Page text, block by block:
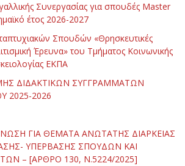
Συνεργασίας για σπουδές Master
έτος 2026-2027
Σπουδών «Θρησκευτικές
Έρευνα» του Τμήματος Κοινωνικής
ΕΚΠΑ
ΔΙΔΑΚΤΙΚΩΝ ΣΥΓΓΡΑΜΜΑΤΩΝ
2025-2026
ΓΙΑ ΘΕΜΑΤΑ ΑΝΩΤΑΤΗΣ ΔΙΑΡΚΕΙΑΣ
ΥΠΕΡΒΑΣΗΣ ΣΠΟΥΔΩΝ ΚΑΙ
– [ΑΡΘΡΟ 130, Ν.5224/2025]